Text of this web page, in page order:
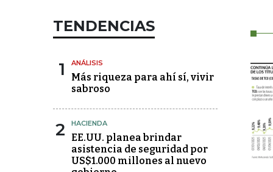
TENDENCIAS
1 ANÁLISIS
Más riqueza para ahí sí, vivir
sabroso
2 HACIENDA
EE.UU. planea brindar
asistencia de seguridad por
US$1.000 millones al nuevo